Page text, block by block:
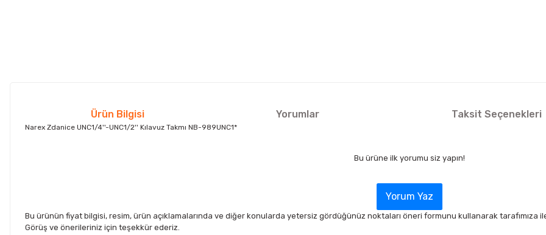
Ürün Bilgisi Yorumlar Taksit Seçenekleri
Narex Zdanice UNC1/4''-UNC1/2'' Kılavuz Takmı NB-989UNC1*
Bu ürüne ilk yorumu siz yapın!
Yorum Yaz
Bu ürünün fiyat bilgisi, resim, ürün açıklamalarında ve diğer konularda yetersiz gördüğünüz noktaları öneri formunu kullanarak tarafımıza
Görüş ve önerileriniz için teşekkür ederiz.